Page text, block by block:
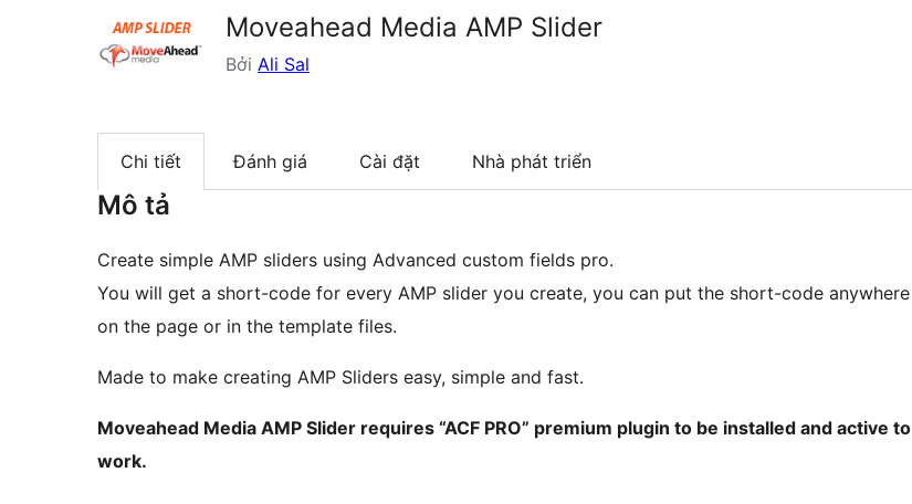
Moveahead Media AMP Slider
Bởi Ali Sal
Chi tiết Đánh giá Cài đặt Nhà phát triển
Mô tả
Create simple AMP sliders using Advanced custom fields pro.
You will get a short-code for every AMP slider you create, you can put the short-code anywhere
on the page or in the template files.
Made to make creating AMP Sliders easy, simple and fast.
Moveahead Media AMP Slider requires “ACF PRO” premium plugin to be installed and active to
work.